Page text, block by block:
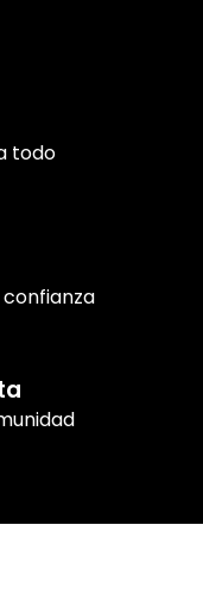
todo